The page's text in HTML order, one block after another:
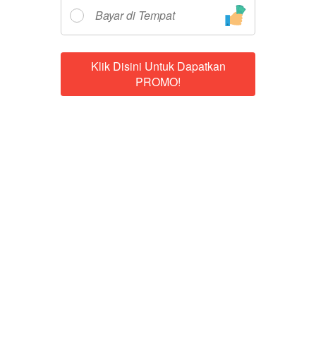
Bayar di Tempat
Klik Disini Untuk Dapatkan
PROMO!